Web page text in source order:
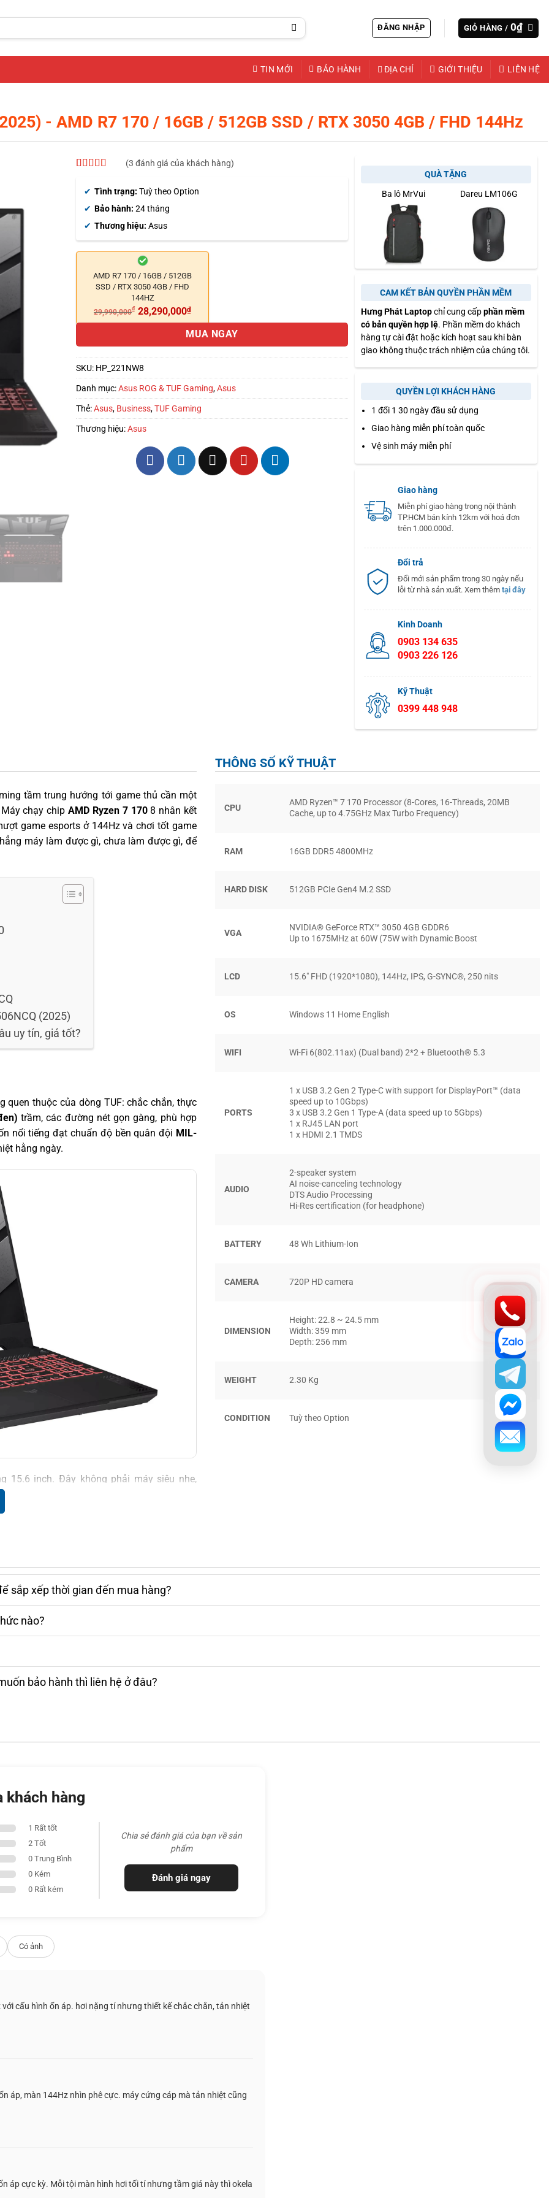
ĐĂNG NHẬP GIỎ HÀNG / 0₫
TIN MỚI BẢO HÀNH ĐỊA CHỈ GIỚI THIỆU LIÊN HỆ
- AMD R7 170 / 16GB / 512GB SSD / RTX 3050 4GB / FHD 144Hz
dựa trên
đánh giá
(3 đánh giá của khách hàng)
Tình trạng: Tuỳ theo Option
Bảo hành: 24 tháng
Thương hiệu: Asus
AMD R7 170 / 16GB / 512GB
SSD / RTX 3050 4GB / FHD
144HZ
29,990,000₫ 28,290,000₫
MUA NGAY
SKU: HP_221NW8
Danh mục:Asus ROG & TUF Gaming,Asus
Thẻ:Asus, Business,TUF Gaming
Thương hiệu:Asus
QUÀ TẶNG
Ba lô MrVui
Dareu LM106G
CAM KẾT BẢN QUYỀN PHẦN MỀM
Hưng Phát Laptopchỉ cung cấpphần mềm
có bản quyền hợp lệ. Phần mềm do khách
hàng tự cài đặt hoặc kích hoạt sau khi bàn
giao không thuộc trách nhiệm của chúng tôi.
QUYỀN LỢI KHÁCH HÀNG
1 đổi 1 30 ngày đầu sử dụng
Giao hàng miễn phí toàn quốc
Vệ sinh máy miễn phí
Giao hàng
Miễn phí giao hàng trong nội thành
TP.HCM bán kính 12km với hoá đơn
trên 1.000.000đ.
Đổi trả
Đổi mới sản phẩm trong 30 ngày nếu
lỗi từ nhà sản xuất. Xem thêm tại đây
Kinh Doanh
0903 134 635
0903 226 126
Kỹ Thuật
0399 448 948
tầm trung hướng tới game thủ cần một
Máy chạy chipAMD Ryzen 7 1708 nhân kết
game esports ở 144Hz và chơi tốt game
máy làm được gì, chưa làm được gì, để
(2025)
uy tín, giá tốt?
quen thuộc của dòng TUF: chắc chắn, thực
trầm, các đường nét gọn gàng, phù hợp
nổi tiếng đạt chuẩn độ bền quân đội MIL-
hằng ngày.
15.6 inch. Đây không phải máy siêu nhẹ,
một chiếc máy vừa chơi game vừa dùng
3050 không quá nóng, nên hệ thống tản
quạt lên mức ồn khó chịu ở chế độ thông
RTX 3050
bản, không phải nút thắt cổ chai cho tầm
4GB GDDR6
đây là bảng thông số nhanh của máy để
16MB L3, Zen 3+)
THÔNG SỐ KỸ THUẬT
CPU
AMD Ryzen™ 7 170 Processor (8-Cores, 16-Threads, 20MB
Cache, up to 4.75GHz Max Turbo Frequency)
RAM 16GB DDR5 4800MHz
HARD DISK 512GB PCIe Gen4 M.2 SSD
VGA
NVIDIA® GeForce RTX™ 3050 4GB GDDR6
Up to 1675MHz at 60W (75W with Dynamic Boost
LCD 15.6″ FHD (1920*1080), 144Hz, IPS, G-SYNC®, 250 nits
OS Windows 11 Home English
WIFI Wi-Fi 6(802.11ax) (Dual band) 2*2 + Bluetooth® 5.3
PORTS
1 x USB 3.2 Gen 2 Type-C with support for DisplayPort™ (data
speed up to 10Gbps)
3 x USB 3.2 Gen 1 Type-A (data speed up to 5Gbps)
1 x RJ45 LAN port
1 x HDMI 2.1 TMDS
AUDIO
2-speaker system
AI noise-canceling technology
DTS Audio Processing
Hi-Res certification (for headphone)
BATTERY 48 Wh Lithium-Ion
CAMERA 720P HD camera
DIMENSION
Height: 22.8 ~ 24.5 mm
Width: 359 mm
Depth: 256 mm
WEIGHT 2.30 Kg
CONDITION Tuỳ theo Option
sắp xếp thời gian đến mua hàng?
nào?
bảo hành thì liên hệ ở đâu?
khách hàng
1 Rất tốt
2 Tốt
0 Trung Bình
0 Kém
0 Rất kém
Chia sẻ đánh giá của bạn về sản
phẩm
Đánh giá ngay
Có ảnh
cấu hình ổn áp. hơi nặng tí nhưng thiết kế chắc chắn, tản nhiệt
áp, màn 144Hz nhìn phê cực. máy cứng cáp mà tản nhiệt cũng
áp cực kỳ. Mỗi tội màn hình hơi tối tí nhưng tầm giá này thì okela